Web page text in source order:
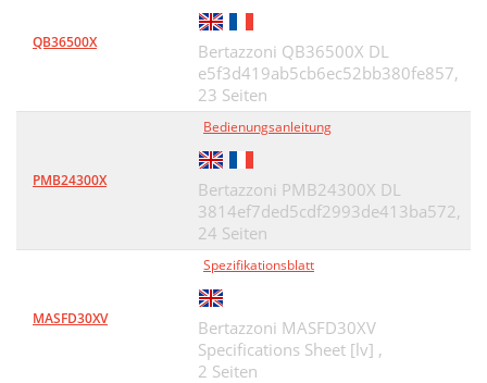
QB36500X
Bertazzoni QB36500X DL
e5f3d419ab5cb6ec52bb380fe857,
23 Seiten
PMB24300X
Bedienungsanleitung
Bertazzoni PMB24300X DL
3814ef7ded5cdf2993de413ba572,
24 Seiten
MASFD30XV
Spezifikationsblatt
Bertazzoni MASFD30XV
Specifications Sheet [lv] ,
2 Seiten